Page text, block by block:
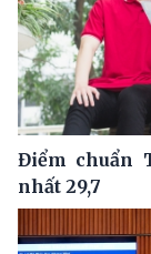
Điểm chuẩn
nhất 29,7